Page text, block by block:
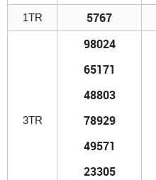
1TR 5767
3TR
98024
65171
48803
78929
49571
23305